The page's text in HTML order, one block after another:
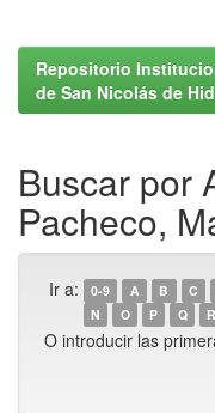
Repositorio
de San Nicolás de
Buscar por
Pacheco,
Ir a: 0-9 A B C
N
O P Q R
O introducir las